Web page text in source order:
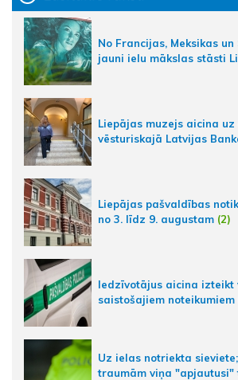
No Francijas, Meksikas
jauni ielu mākslas stāsti
Liepājas muzejs aicina
vēsturiskajā Latvijas
Liepājas pašvaldības
no 3. līdz 9. augustam (2)
Iedzīvotājus aicina izteikt
saistošajiem noteikumiem
Uz ielas notriekta
traumām viņa "apjautusi"